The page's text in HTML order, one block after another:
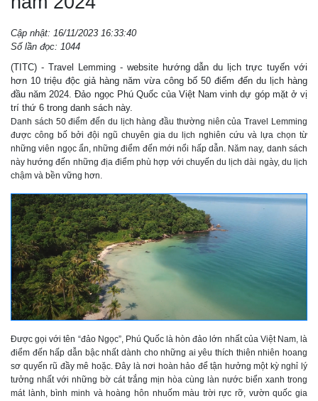
Cập nhật: 16/11/2023 16:33:40
Số lần đọc: 1044
(TITC) - Travel Lemming - website hướng dẫn du lịch trực tuyến với
hơn 10 triệu độc giả hàng năm vừa công bố 50 điểm đến du lịch hàng
đầu năm 2024. Đảo ngọc Phú Quốc của Việt Nam vinh dự góp mặt ở vị
trí thứ 6 trong danh sách này.
Danh sách 50 điểm đến du lịch hàng đầu thường niên của Travel Lemming
được công bố bởi đội ngũ chuyên gia du lịch nghiên cứu và lựa chọn từ
những viên ngọc ẩn, những điểm đến mới nổi hấp dẫn. Năm nay, danh sách
này hướng đến những địa điểm phù hợp với chuyến du lịch dài ngày, du lịch
chậm và bền vững hơn.
Được gọi với tên “đảo Ngọc”, Phú Quốc là hòn đảo lớn nhất của Việt Nam, là
điểm đến hấp dẫn bậc nhất dành cho những ai yêu thích thiên nhiên hoang
sơ quyến rũ đầy mê hoặc. Đây là nơi hoàn hảo để tận hưởng một kỳ nghỉ lý
tưởng nhất với những bờ cát trắng mịn hòa cùng làn nước biển xanh trong
mát lành, bình minh và hoàng hôn nhuốm màu trời rực rỡ, vườn quốc gia